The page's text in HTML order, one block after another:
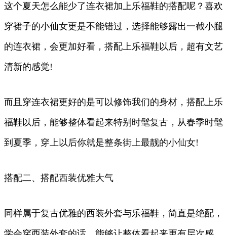
这个夏天怎么能少了连衣裙加上乐福鞋的搭配呢？喜欢
穿裙子的小仙女更是不能错过，选择能够露出一截小腿
的连衣裙，会更加好看，搭配上乐福鞋以后，超有文艺
清新的感觉!
而且穿连衣裙更好的是可以修饰我们的身材，搭配上乐
福鞋以后，能够整体看起来特别时髦复古，从春季时髦
到夏季，穿上以后你就是整条街上最靓的小仙女!
搭配二、搭配西装优雅大气
同样属于复古优雅的西装外套与乐福鞋，简直是绝配，